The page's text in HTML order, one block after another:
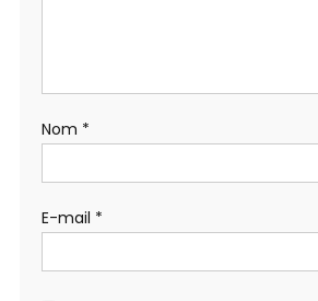
Nom *
E-mail *